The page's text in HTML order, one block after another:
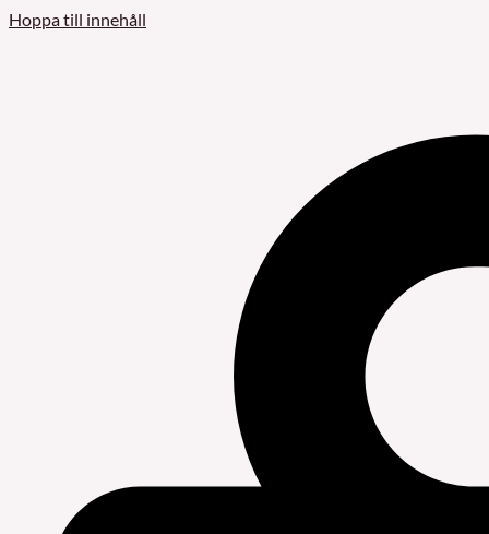
Hoppa till innehåll